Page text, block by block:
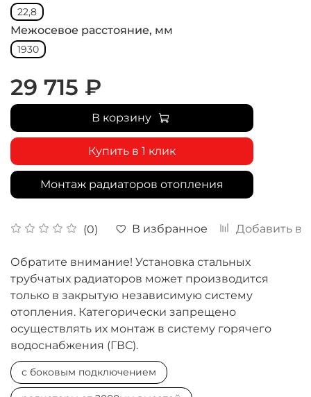
(0) В избранное Добавить в
22,8
Межосевое расстояние, мм
1930
29 715 ₽
В корзину
Купить в 1 клик
Монтаж радиаторов отопления
Обратите внимание! Установка стальных
трубчатых радиаторов может производится
только в закрытую независимую систему
отопления. Категорически запрещено
осуществлять их монтаж в систему горячего
водоснабжения (ГВС).
с боковым подключением